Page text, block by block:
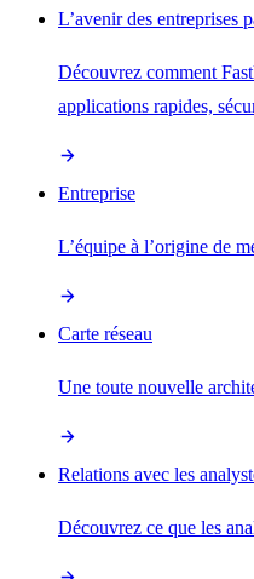
L’avenir des entreprises
Découvrez comment
applications rapides,
Entreprise
L’équipe à l’origine de
Carte réseau
Une toute nouvelle
Relations avec les
Découvrez ce que les